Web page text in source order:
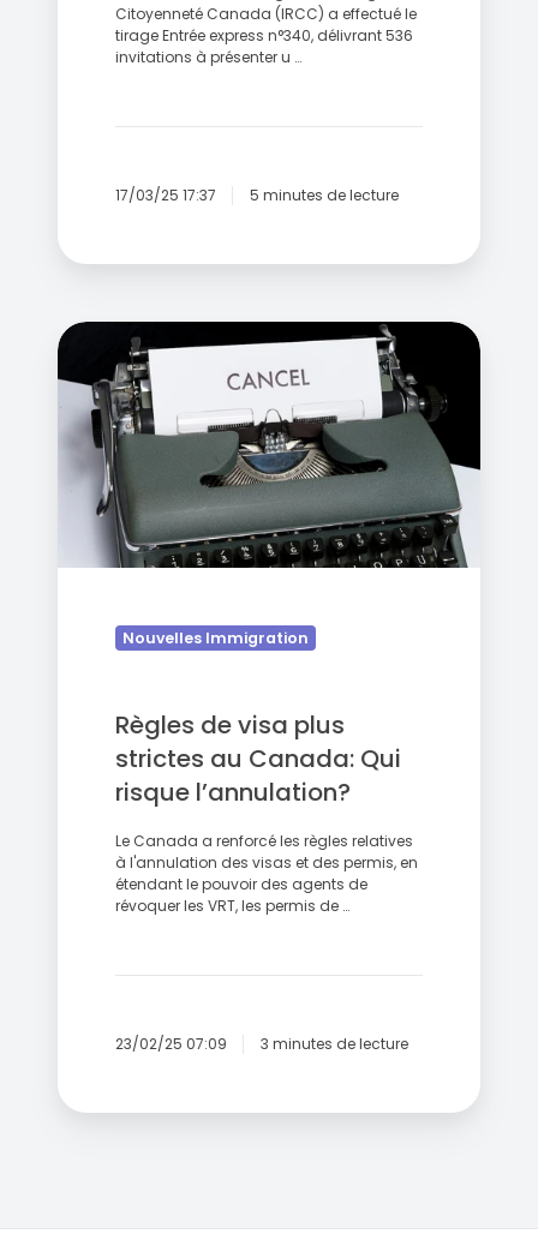
Citoyenneté Canada (IRCC) a effectué le
tirage Entrée express n°340, délivrant 536
invitations à présenter u …
17/03/25 17:37 5 minutes de lecture
Règles
visa
plus
strictes
au
Canada:
risque
Nouvelles Immigration
Règles de visa plus
strictes au Canada: Qui
risque l’annulation?
Le Canada a renforcé les règles relatives
à l'annulation des visas et des permis, en
étendant le pouvoir des agents de
révoquer les VRT, les permis de …
23/02/25 07:09 3 minutes de lecture